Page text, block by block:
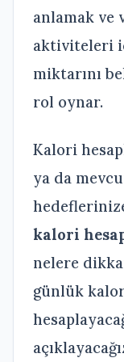
anlamak ve
aktiviteleri
miktarını
rol oynar.
Kalori
ya da
kalori
nelere
günlük